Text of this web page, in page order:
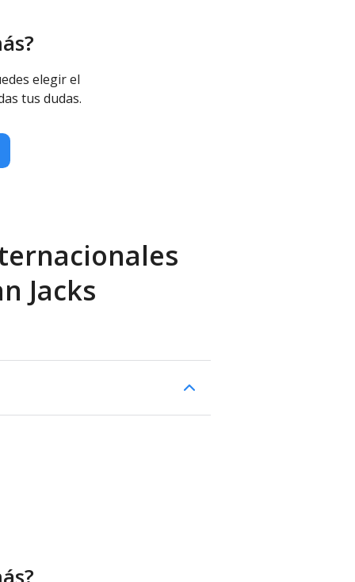
elegir el
tus dudas.
Jacks